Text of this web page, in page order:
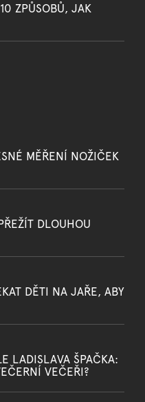
ZPŮSOBŮ, JAK
MĚŘENÍ NOŽIČEK
DLOUHOU
DĚTI NA JAŘE, ABY
LADISLAVA ŠPAČKA:
VEČEŘI?